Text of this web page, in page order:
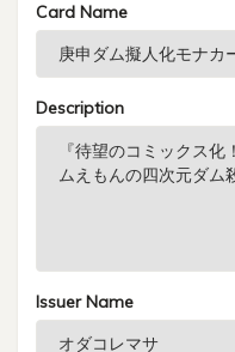
Card Name
Description
Issuer Name